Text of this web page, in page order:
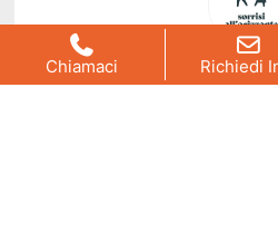
Chiamaci Richiedi